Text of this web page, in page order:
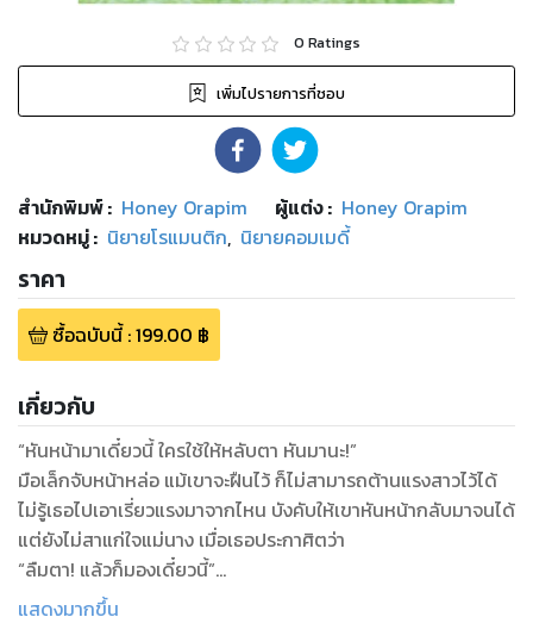
0 Ratings
เพิ่มไปรายการที่ชอบ
สำนักพิมพ์: Honey Orapim ผู้แต่ง : Honey Orapim
หมวดหมู่: นิยายโรแมนติก, นิยายคอมเมดี้
ราคา
ซื้อฉบับนี้:199.00 ฿
เกี่ยวกับ
“หันหน้ามาเดี๋ยวนี้ ใครใช้ให้หลับตา หันมานะ!”
มือเล็กจับหน้าหล่อ แม้เขาจะฝืนไว้ ก็ไม่สามารถต้านแรงสาวไว้ได้
ไม่รู้เธอไปเอาเรี่ยวแรงมาจากไหน บังคับให้เขาหันหน้ากลับมาจนได้
แต่ยังไม่สาแก่ใจแม่นาง เมื่อเธอประกาศิตว่า
“ลืมตา! แล้วก็มองเดี๋ยวนี้”
“นี่แน่ะ!” ทุบอกเขาดังปึกๆ เมื่อธารนทียังไม่ยอมมอง เขาเกร็งตา
แสดงมากขึ้น